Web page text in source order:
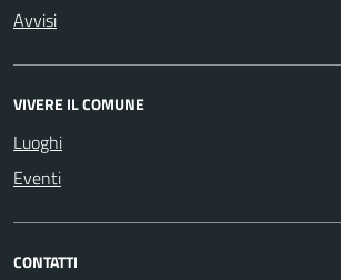
Avvisi
VIVERE IL COMUNE
Luoghi
Eventi
CONTATTI